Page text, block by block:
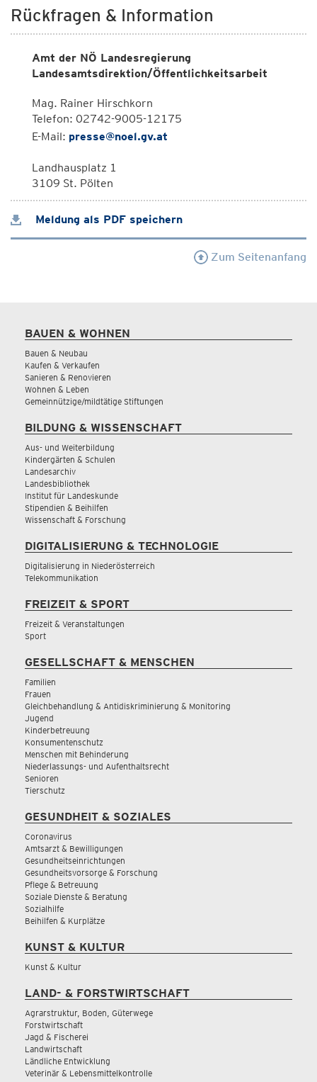
Rückfragen & Information
Amt der NÖ Landesregierung
Landesamtsdirektion/Öffentlichkeitsarbeit
Mag. Rainer Hirschkorn
Telefon: 02742-9005-12175
E-Mail: presse@noel.gv.at
Landhausplatz 1
3109 St. Pölten
Meldung als PDF speichern
Zum Seitenanfang
BAUEN & WOHNEN
Bauen & Neubau
Kaufen & Verkaufen
Sanieren & Renovieren
Wohnen & Leben
Gemeinnützige/mildtätige Stiftungen
BILDUNG & WISSENSCHAFT
Aus- und Weiterbildung
Kindergärten & Schulen
Landesarchiv
Landesbibliothek
Institut für Landeskunde
Stipendien & Beihilfen
Wissenschaft & Forschung
DIGITALISIERUNG & TECHNOLOGIE
Digitalisierung in Niederösterreich
Telekommunikation
FREIZEIT & SPORT
Freizeit & Veranstaltungen
Sport
GESELLSCHAFT & MENSCHEN
Familien
Frauen
Gleichbehandlung & Antidiskriminierung & Monitoring
Jugend
Kinderbetreuung
Konsumentenschutz
Menschen mit Behinderung
Niederlassungs- und Aufenthaltsrecht
Senioren
Tierschutz
GESUNDHEIT & SOZIALES
Coronavirus
Amtsarzt & Bewilligungen
Gesundheitseinrichtungen
Gesundheitsvorsorge & Forschung
Pflege & Betreuung
Soziale Dienste & Beratung
Sozialhilfe
Beihilfen & Kurplätze
KUNST & KULTUR
Kunst & Kultur
LAND- & FORSTWIRTSCHAFT
Agrarstruktur, Boden, Güterwege
Forstwirtschaft
Jagd & Fischerei
Landwirtschaft
Ländliche Entwicklung
Veterinär & Lebensmittelkontrolle